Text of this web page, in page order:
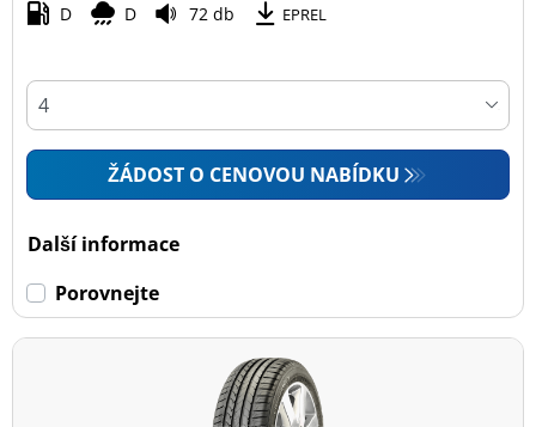
D D 72 db EPREL
ŽÁDOST O CENOVOU NABÍDKU
Další informace
Porovnejte